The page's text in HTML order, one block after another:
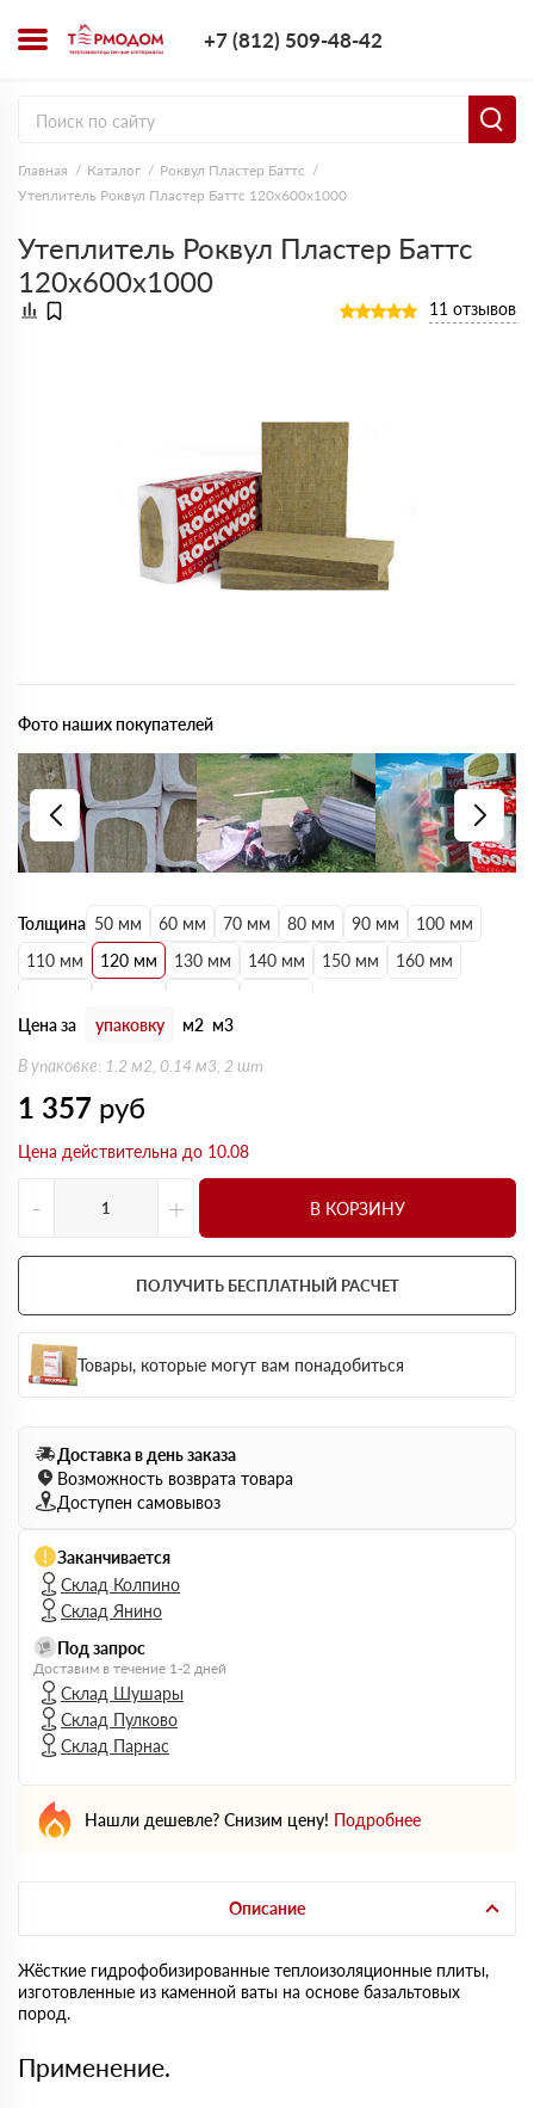
+7 (812) 509-48-42
Главная Каталог
Роквул Пластер Баттс
Утеплитель Роквул Пластер Баттс 120х600х1000
Утеплитель Роквул Пластер Баттс
120х600х1000
11 отзывов
Толщина 50 мм 60 мм 70 мм 80 мм 90 мм
100 мм
110 мм
120 мм 130 мм 140 мм 150 мм
160 мм
Цена за
упаковку м2 м3
В упаковке: 1.2 м2, 0.14 м3, 2 шт
1 357 руб
Цена действительна до 10.08
- + В КОРЗИНУ
ПОЛУЧИТЬ БЕСПЛАТНЫЙ РАСЧЕТ
Товары, которые могут вам понадобиться
Фото наших покупателей
Доставка в день заказа
Возможность возврата товара
Доступен самовывоз
Заканчивается
Склад Колпино
Склад Янино
Под запрос
Доставим в течение 1-2 дней
Склад Шушары
Склад Пулково
Склад Парнас
Нашли дешевле? Снизим цену! Подробнее
Описание
Жёсткие гидрофобизированные теплоизоляционные плиты,
изготовленные из каменной ваты на основе базальтовых
пород.
Применение.